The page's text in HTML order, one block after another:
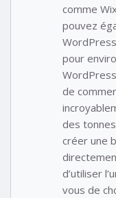
comme
pouvez
pour
de
des
créer une
d’utiliser
vous de